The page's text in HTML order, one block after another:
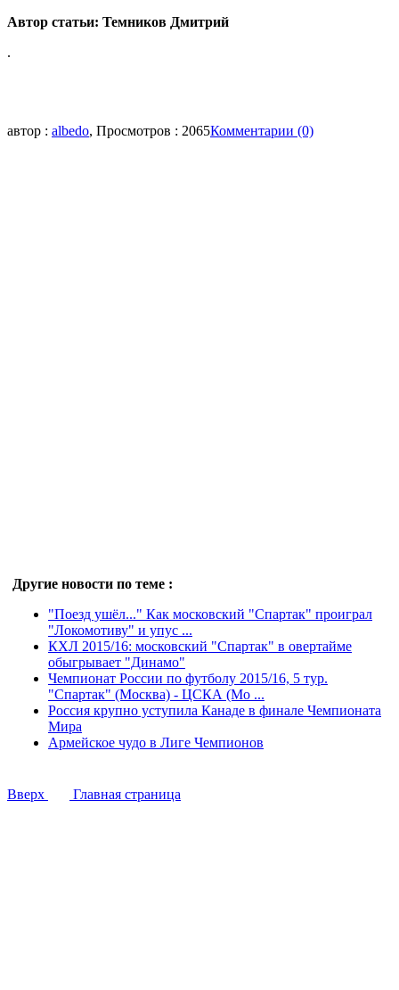
Автор статьи: Темников Дмитрий
.
автор : albedo, Просмотров : 2065Комментарии (0)
Другие новости по теме :
"Поезд ушёл..." Как московский "Спартак" проиграл
"Локомотиву" и упус ...
КХЛ 2015/16: московский "Спартак" в овертайме
обыгрывает "Динамо"
Чемпионат России по футболу 2015/16, 5 тур.
"Спартак" (Москва) - ЦСКА (Мо ...
Россия крупно уступила Канаде в финале Чемпионата
Мира
Армейское чудо в Лиге Чемпионов
Вверх Главная страница